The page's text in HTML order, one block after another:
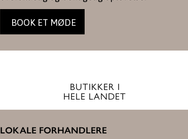
BOOK ET MØDE
BUTIKKER I
HELE LANDET
LOKALE FORHANDLERE